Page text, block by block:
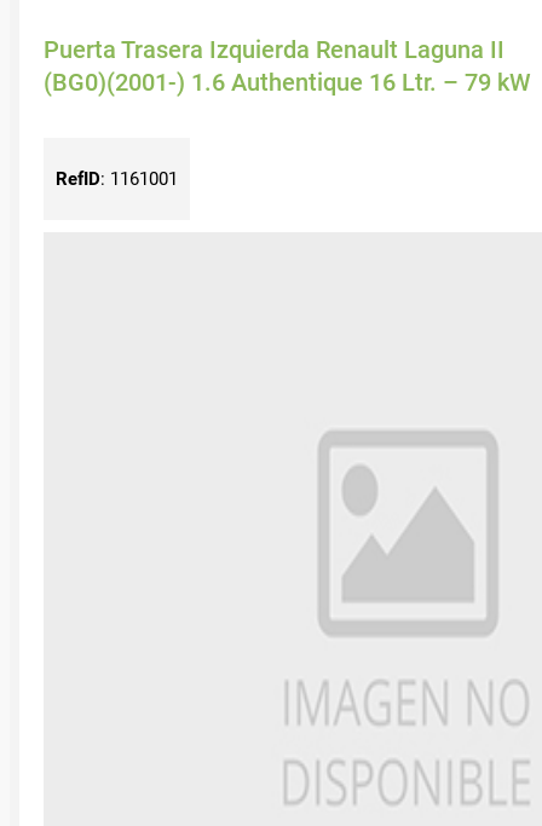
Puerta Trasera Izquierda Renault Laguna II
(BG0)(2001-) 1.6 Authentique 16 Ltr. – 79 kW
RefID: 1161001